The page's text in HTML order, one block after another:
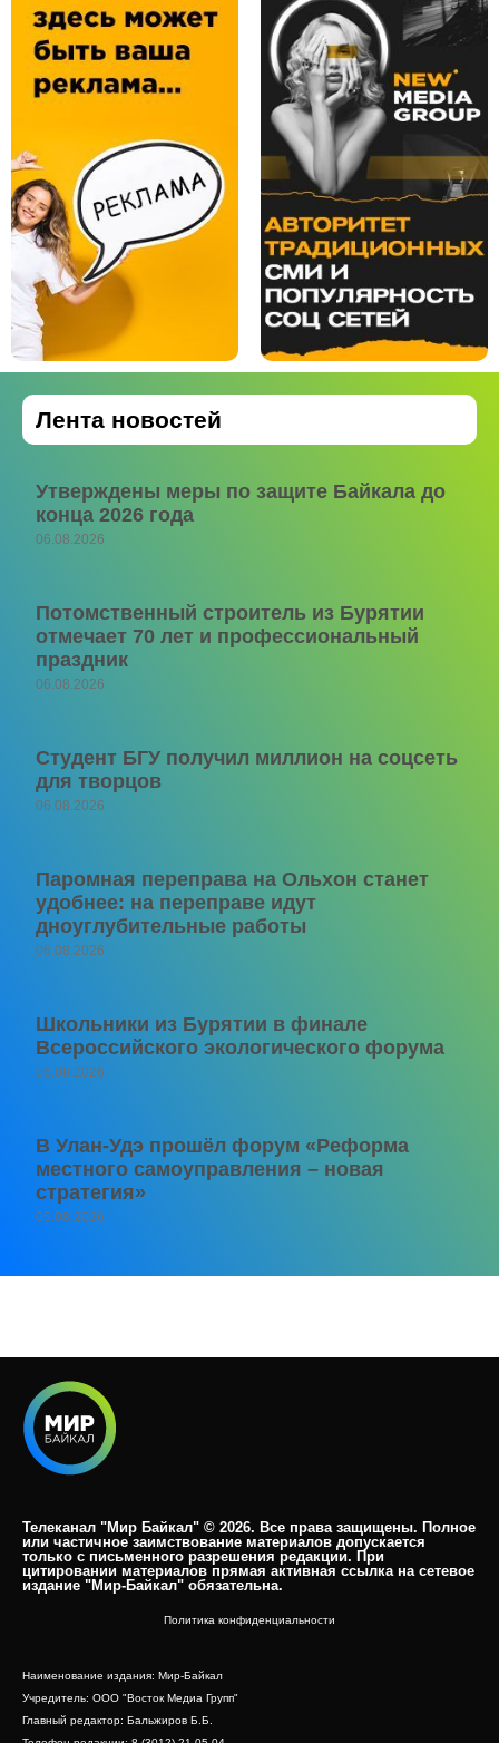
Лента новостей
Утверждены меры по защите Байкала до
конца 2026 года
06.08.2026
Потомственный строитель из Бурятии
отмечает 70 лет и профессиональный
праздник
06.08.2026
Студент БГУ получил миллион на соцсеть
для творцов
06.08.2026
Паромная переправа на Ольхон станет
удобнее: на переправе идут
дноуглубительные работы
06.08.2026
Школьники из Бурятии в финале
Всероссийского экологического форума
06.08.2026
В Улан-Удэ прошёл форум «Реформа
местного самоуправления – новая
стратегия»
05.08.2026
Телеканал "Мир Байкал" © 2026. Все права защищены. Полное
или частичное заимствование материалов допускается
только с письменного разрешения редакции. При
цитировании материалов прямая активная ссылка на сетевое
издание "Мир-Байкал" обязательна.​
Политика конфиденциальности
Наименование издания: Мир-Байкал
Учредитель: ООО "Восток Медиа Групп"
Главный редактор: Бальжиров Б.Б.